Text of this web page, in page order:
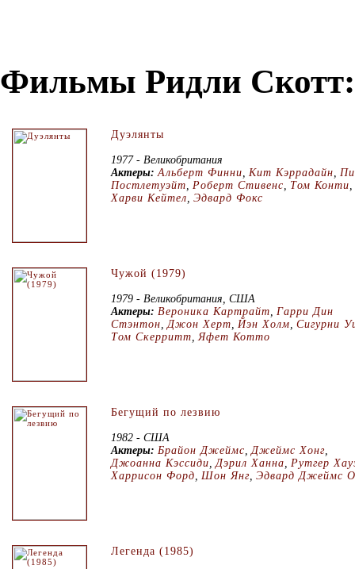
Фильмы Ридли Скотт:
Дуэлянты
1977 - Великобритания
Актеры: Альберт Финни Кит Кэррадайн
Постлетуэйт
Роберт Стивенс Том Конти
Харви Кейтел Эдвард Фокс
Чужой (1979)
1979 - Великобритания, США
Актеры: Вероника Картрайт
Гарри Дин
Стэнтон
Джон Херт Йэн Холм Сигурни
Том Скерритт
Яфет Котто
Бегущий по лезвию
1982 - США
Актеры: Брайон Джеймс Джеймс Хонг
Джоанна Кэссиди
Дэрил Ханна
Рутгер
Харрисон Форд
Шон Янг Эдвард Джеймс
Легенда (1985)